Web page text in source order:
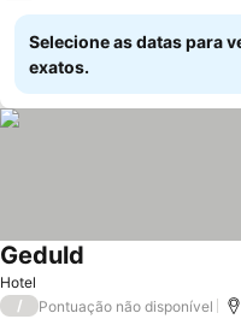
Selecione as datas para
exatos.
Hotel
Geduld
/ Pontuação não disponível